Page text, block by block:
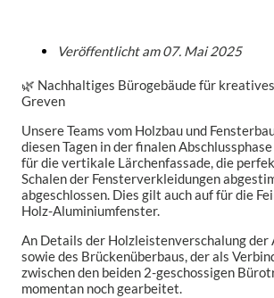
Veröffentlicht am07. Mai 2025
🌿 Nachhaltiges Bürogebäude für
Greven
Unsere Teams vom Holzbau und
diesen Tagen in der finalen
für die vertikale Lärchenfassade, die
Schalen der Fensterverkleidungen
abgeschlossen. Dies gilt auch auf für die
Holz-Aluminiumfenster.
An Details der Holzleistenverschalung der
sowie des Brückenüberbaus, der als
zwischen den beiden 2-geschossigen
momentan noch gearbeitet.